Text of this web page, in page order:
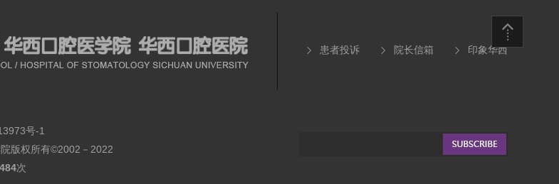
患者投诉 院长信箱 印象华西
号-1
版权所有©2002－2022
次